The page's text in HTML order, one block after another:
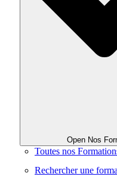
Open Nos
Toutes nos
Rechercher une